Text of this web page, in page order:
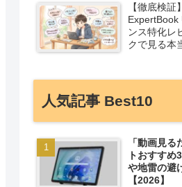
【徹底検証
ExpertBook
ンス特化レ
クで見る本
人気記事 Best10
「動画見
トおすすめ
や地雷の避
【2026】